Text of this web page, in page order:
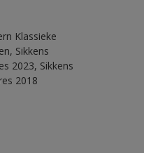
Klassieke
Sikkens
2023, Sikkens
2018